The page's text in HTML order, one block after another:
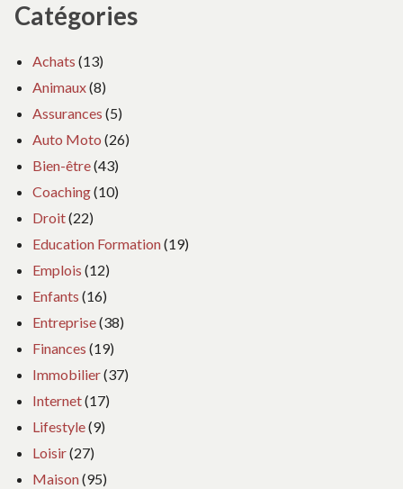
Catégories
Achats (13)
Animaux(8)
Assurances (5)
Auto Moto (26)
Bien-être(43)
Coaching(10)
Droit(22)
Education Formation(19)
Emplois (12)
Enfants (16)
Entreprise(38)
Finances (19)
Immobilier(37)
Internet(17)
Lifestyle(9)
Loisir(27)
Maison(95)